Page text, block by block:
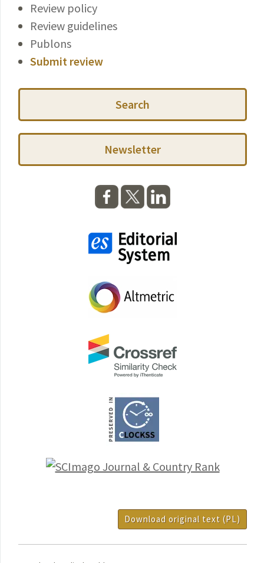
Review policy
Review guidelines
Publons
Submit review
Search
Newsletter
Download original text (PL)